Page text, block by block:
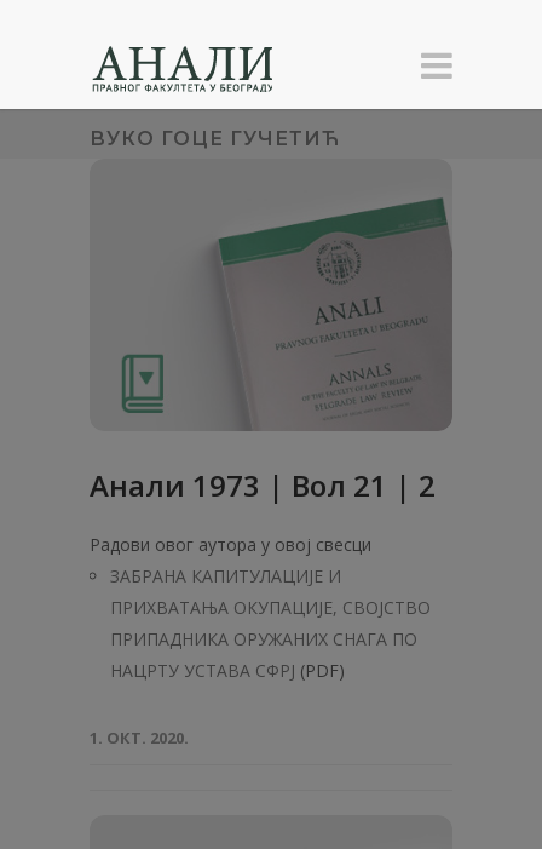
ВУКО ГОЦЕ ГУЧЕТИЋ
Анaли 1973 | Вол 21 | 2
Радови овог аутора у овој свесци
ЗАБРАНА КАПИТУЛАЦИJE И
ПРИХВАТАЊА ОКУПАЦИЈЕ, СВОЈСТВО
ПРИПАДНИКА ОРУЖАНИХ СНАГА ПО
НАЦРТУ УСТАВА СФРЈ (PDF)
1. ОКТ. 2020.